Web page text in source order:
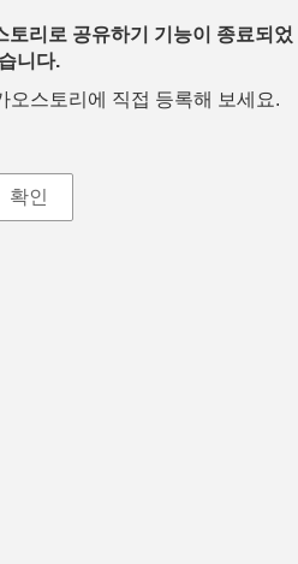
리로 공유하기 기능이 종료되었
습니다.
오스토리에 직접 등록해 보세요.
확인